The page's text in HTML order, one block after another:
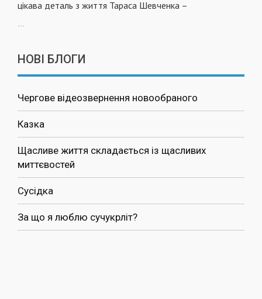
цікава деталь з життя Тараса Шевченка –
НОВІ БЛОГИ
Чергове відеозвернення новообраного
Казка
Щасливе життя складається із щасливих
миттєвостей
Сусідка
За що я люблю сучукрліт?